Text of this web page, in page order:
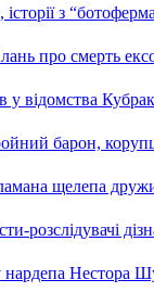
історії з
про смерть
відомства
барон,
щелепа
нардепа Нестора